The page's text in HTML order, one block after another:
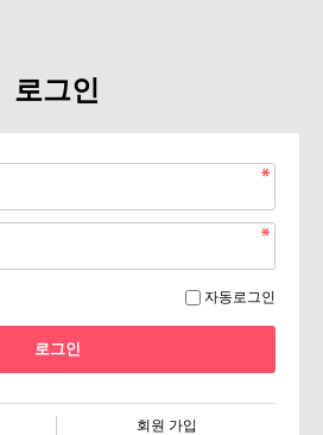
로그인
자동로그인
회원 가입